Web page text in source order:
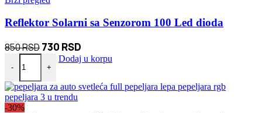
Reflektor Solarni sa Senzorom 100 Led dioda
850RSDOriginalna
cena
je
bila:
850 RSD.
730 RSD
cena
730 RSD.
-
Reflektor Solarni sa Senzorom 100 Led dioda količina
+
Dodaj u korpu
-30%